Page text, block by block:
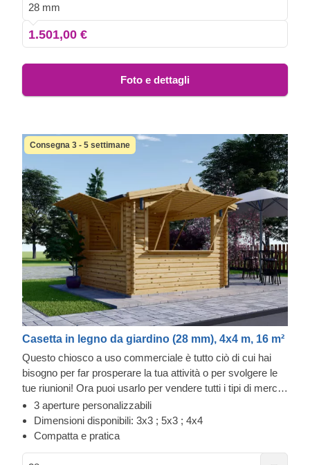
28 mm
1.501,00 €
Foto e dettagli
Consegna 3 - 5 settimane
Casetta in legno da giardino (28 mm), 4x4 m, 16 m²
Questo chiosco a uso commerciale è tutto ciò di cui hai
bisogno per far prosperare la tua attività o per svolgere le
tue riunioni! Ora puoi usarlo per vendere tutti i tipi di merce
o per promuovere le tue offerte speciali. Progetta questo
chiosco nel modo che ti rappresenta al meglio e attira i tuoi
clienti con profumi che stuzzicano i sensi o un aspetto
3 aperture personalizzabili
Dimensioni disponibili: 3x3 ; 5x3 ; 4x4
Compatta e pratica